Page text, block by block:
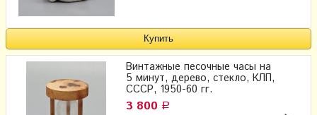
Винтажные песочные часы на
5 минут, дерево, стекло, КЛП,
СССР, 1950-60 гг.
3 800 Р